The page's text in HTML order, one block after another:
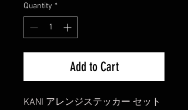
Quantity *
Add to Cart
KANI アレンジステッカー セット